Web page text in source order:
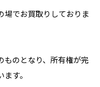
場でお買取りしておりま
ものとなり、所有権が完
す。